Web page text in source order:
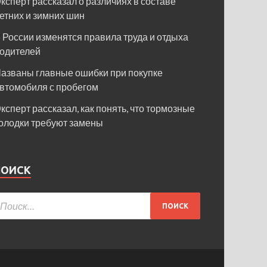
и зимних шин
России изменятся правила труда и отдыха
главные ошибки при покупке
с пробегом
рассказал, как понять, что тормозные
требуют замены